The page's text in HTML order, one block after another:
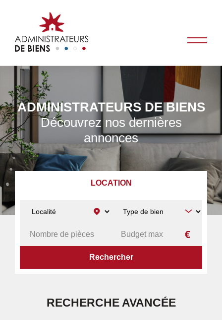
ADMINISTRATEURS DE BIENS
Découvrez nos dernières
annonces
LOCATION
IMMOBILIER
RECHERCHE AVANCÉE